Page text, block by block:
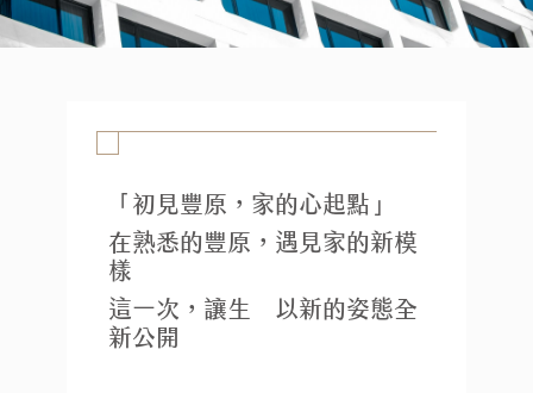
和宜上美位於台中太平，規劃
為三房 (36-38坪) 格局。設計
以光影為語彙，融合柔和線條
與綠意層次，打造安定而富節
「初見豐原，家的心起點」
在熟悉的豐原，遇見家的新模
樣
這一次，讓生活以新的姿態全
新公開